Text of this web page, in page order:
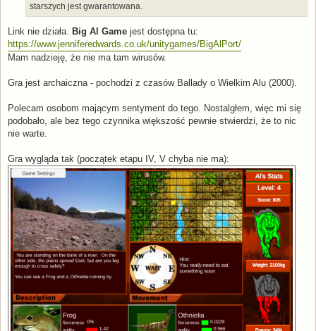
starszych jest gwarantowana.
Link nie działa. Big Al Game jest dostępna tu:
https://www.jenniferedwards.co.uk/unitygames/BigAlPort/
Mam nadzieję, że nie ma tam wirusów.
Gra jest archaiczna - pochodzi z czasów Ballady o Wielkim Alu (2000).
Polecam osobom mającym sentyment do tego. Nostalgłem, więc mi się
podobało, ale bez tego czynnika większość pewnie stwierdzi, że to nic
nie warte.
Gra wygląda tak (początek etapu IV, V chyba nie ma):